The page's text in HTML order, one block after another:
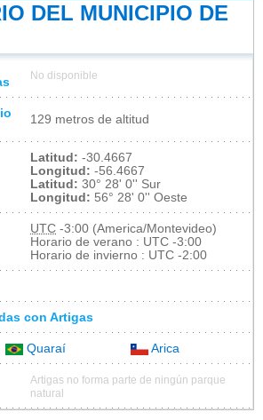
DEL MUNICIPIO DE
No disponible
129 metros de altitud
Latitud: -30.4667
Longitud: -56.4667
Latitud: 30° 28' 0'' Sur
Longitud: 56° 28' 0'' Oeste
UTC -3:00 (America/Montevideo)
Horario de verano : UTC -3:00
Horario de invierno : UTC -2:00
con Artigas
Quaraí Arica
Artigas no forma parte de ningún parque
natural